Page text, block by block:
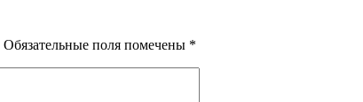
Обязательные поля помечены *